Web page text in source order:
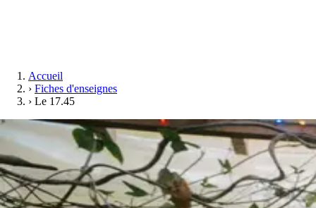
Accueil
› Fiches d'enseignes
› Le 17.45